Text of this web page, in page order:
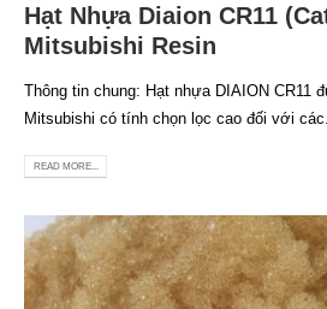
Hạt Nhựa Diaion CR11
Mitsubishi Resin
Thông tin chung: Hạt nhựa DIAION CR11
Mitsubishi có tính chọn lọc cao đối với
READ MORE...